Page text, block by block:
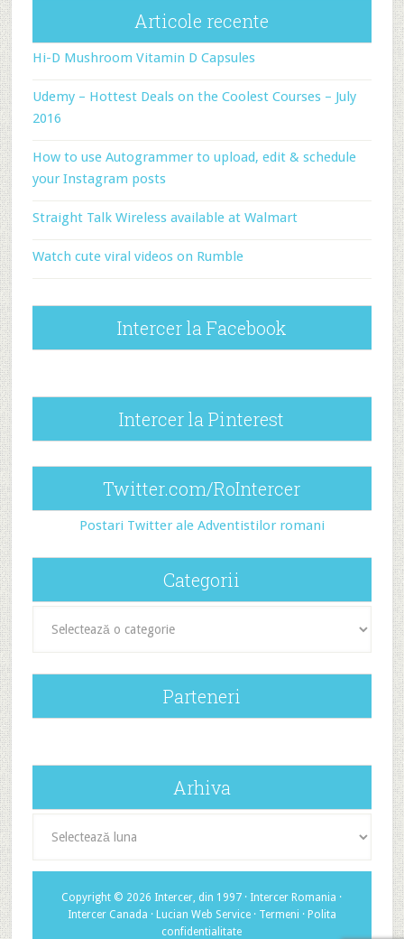
Articole recente
Hi-D Mushroom Vitamin D Capsules
Udemy – Hottest Deals on the Coolest Courses – July
2016
How to use Autogrammer to upload, edit & schedule
your Instagram posts
Straight Talk Wireless available at Walmart
Watch cute viral videos on Rumble
Intercer la Facebook
Intercer la Pinterest
Twitter.com/RoIntercer
Postari Twitter ale Adventistilor romani
Categorii
Parteneri
Arhiva
Copyright © 2026 Intercer, din 1997 · Intercer Romania ·
Intercer Canada · Lucian Web Service· Termeni · Polita
confidentialitate